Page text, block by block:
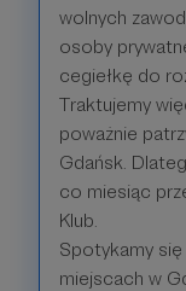
wolnych
osoby
cegiełkę do
Traktujemy
poważnie
Gdańsk.
co miesiąc
Klub.
Spotykamy
miejscach w